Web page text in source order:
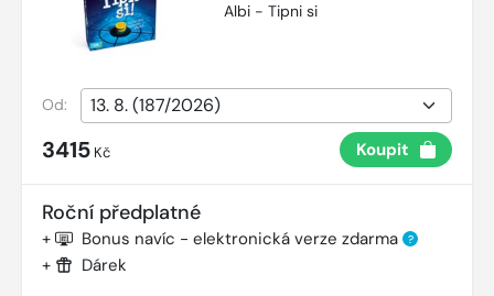
Albi - Tipni si
Od:
3415 Kč Koupit
Roční předplatné
+ Bonus navíc - elektronická verze zdarma ?
+ Dárek